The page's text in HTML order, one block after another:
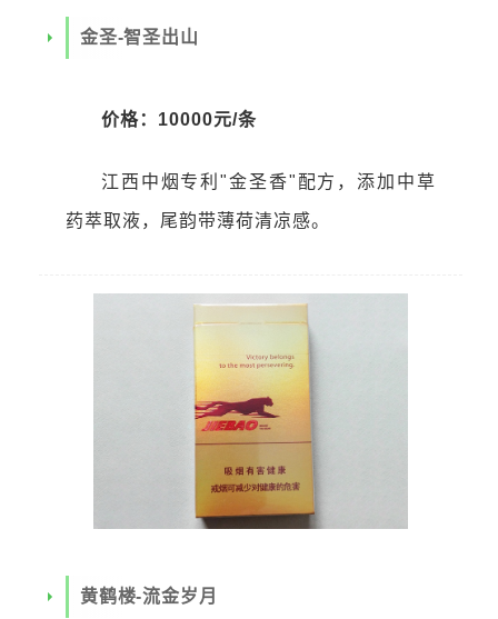
金圣-智圣出山
价格：10000元/条
江西中烟专利"金圣香"配方，添加中草
药萃取液，尾韵带薄荷清凉感。
黄鹤楼-流金岁月